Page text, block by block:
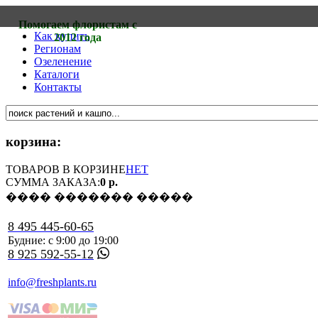
Помогаем флористам с
2012 года
Как купить
Регионам
Озеленение
Каталоги
Контакты
корзина:
ТОВАРОВ В КОРЗИНЕНЕТ
СУММА ЗАКАЗА:0 р.
���� ������� �����
8 495 445-60-65
Будние: с 9:00 до 19:00
8 925 592-55-12
info@freshplants.ru